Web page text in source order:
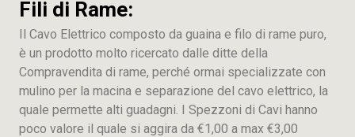
Fili di Rame:
Il Cavo Elettrico composto da guaina e filo di rame puro,
è un prodotto molto ricercato dalle ditte della
Compravendita di rame, perché ormai specializzate con
mulino per la macina e separazione del cavo elettrico, la
quale permette alti guadagni. I Spezzoni di Cavi hanno
poco valore il quale si aggira da €1,00 a max €3,00